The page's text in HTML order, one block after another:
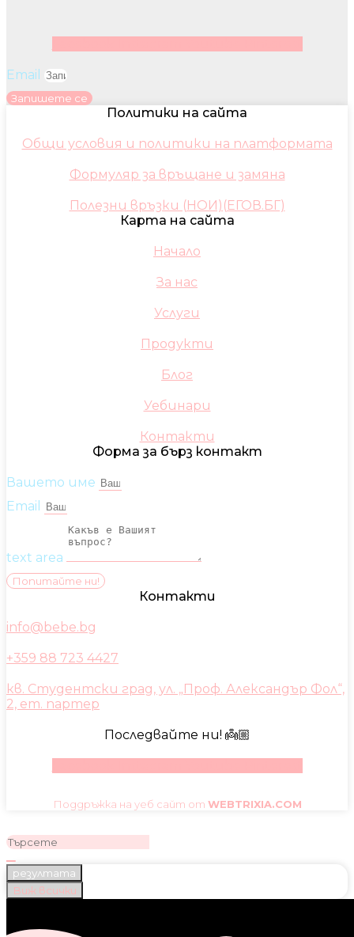
Email
Запишете се
Политики на сайта
Общи условия и политики на платформата
Формуляр за връщане и замяна
Полезни връзки (НОИ)(ЕГОВ.БГ)
Карта на сайта
Начало
За нас
Услуги
Продукти
Блог
Уебинари
Контакти
Форма за бърз контакт
Вашето име
Email
text area
Попитайте ни!
Контакти
info@bebe.bg
+359 88 723 4427
кв. Студентски град, ул. „Проф. Александър Фол“,
2, ет. партер
Последвайте ни! 👼🏼
Поддръжка на уеб сайт от WEBTRIXIA.COM
резултата
Виж всички